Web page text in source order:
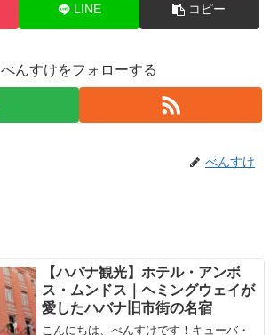
LINE コピー
べんすけをフォローする
べんすけ
【ハバナ観光】ホテル・アンボ
ス・ムンドス｜ヘミングウェイが
愛したハバナ旧市街の名宿
こんにちは、べんすけです！キューバ・